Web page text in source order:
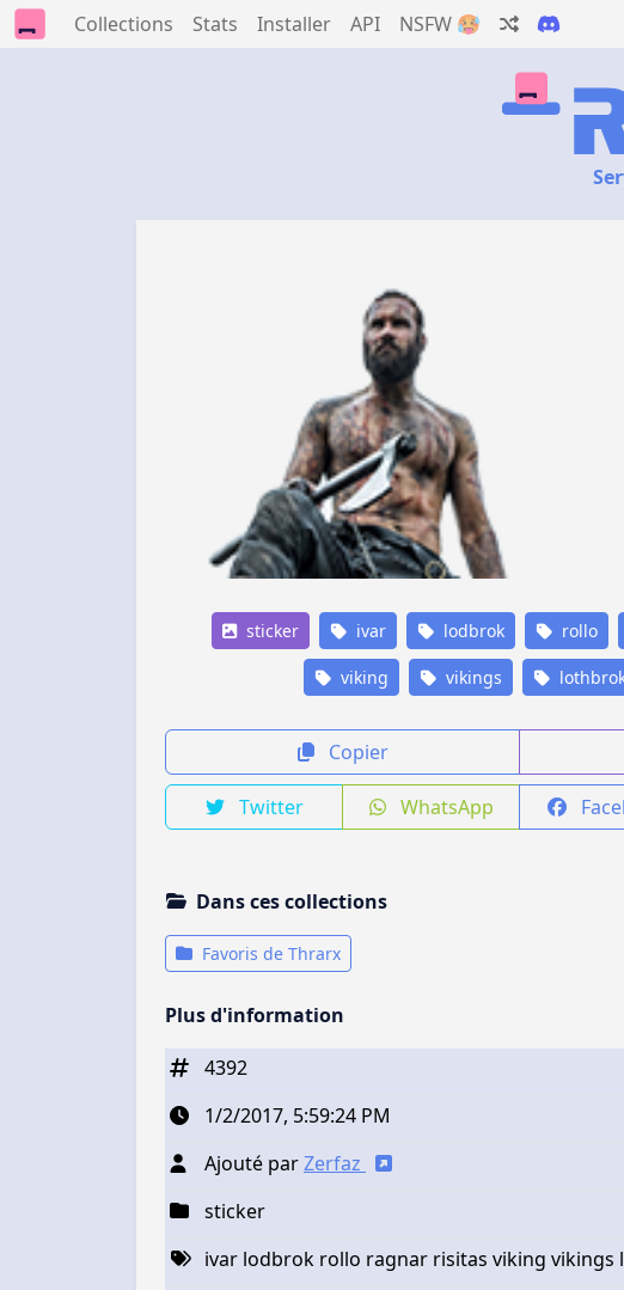
Collections Stats Installer API NSFW 🥵
sticker ivar lodbrok rollo
viking vikings
Copier
Twitter WhatsApp
Dans ces collections
Favoris de Thrarx
Plus d'information
4392
1/2/2017, 5:59:24 PM
Ajouté parZerfaz
sticker
ivar lodbrok rollo ragnar risitas viking vikings